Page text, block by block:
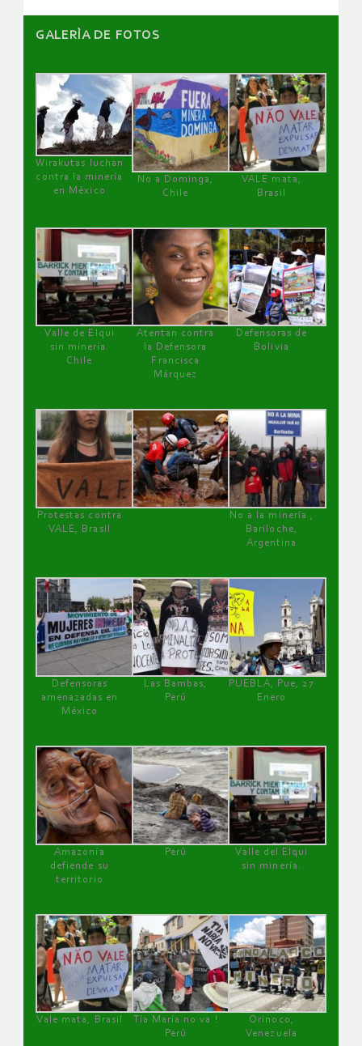
GALERÌA DE FOTOS
Wirakutas luchan
contra la minería
en México
No a Dominga,
Chile
VALE mata,
Brasil
Valle de Elqui
sin minería.
Chile
Atentan contra
la Defensora
Francisca
Márquez
Defensoras de
Bolivia
Protestas contra
VALE, Brasil
No a la minería ,
Bariloche,
Argentina
Defensoras
amenazadas en
México
Las Bambas,
Perú
PUEBLA, Pue, 27
Enero
Amazonía
defiende su
territorio
Perú
Valle del Elqui
sin minería.
Vale mata, Brasil
Tía María no va !
Perú
Orinoco,
Venezuela